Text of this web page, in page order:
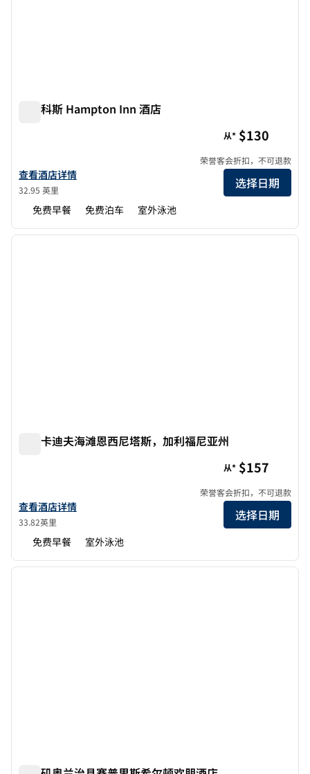
圣马科斯 Hampton Inn 酒店
查看欢朋San Marcos的酒店详情
查看酒店详情
32.95 英里
从* $130
荣誉客会折扣，不可退款
选择日期
免费早餐 免费泊车 室外泳池
1/12
1/12
上一张图片 下一
欢朋卡迪夫海滩恩西尼塔斯，加利福尼亚州
查看加利福尼亚州恩西尼塔斯卡迪夫海滩欢朋酒店的酒店详情
查看酒店详情
33.82英里
从* $157
荣誉客会折扣，不可退款
选择日期
免费早餐 室外泳池
1/11
1/11
上一张图片 下一